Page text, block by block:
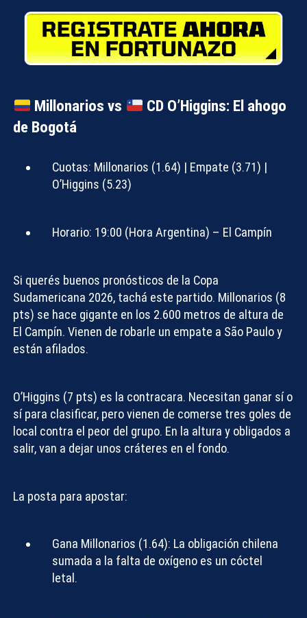
Millonarios vs
CD O’Higgins: El ahogo
de Bogotá
Cuotas: Millonarios (1.64) | Empate (3.71) |
O’Higgins (5.23)
Horario: 19:00 (Hora Argentina) – El Campín
Si querés buenos pronósticos de la Copa
Sudamericana 2026, tachá este partido. Millonarios (8
pts) se hace gigante en los 2.600 metros de altura de
El Campín. Vienen de robarle un empate a São Paulo y
están afilados.
O’Higgins (7 pts) es la contracara. Necesitan ganar sí o
sí para clasificar, pero vienen de comerse tres goles de
local contra el peor del grupo. En la altura y obligados a
salir, van a dejar unos cráteres en el fondo.
La posta para apostar:
Gana Millonarios (1.64): La obligación chilena
sumada a la falta de oxígeno es un cóctel
letal.